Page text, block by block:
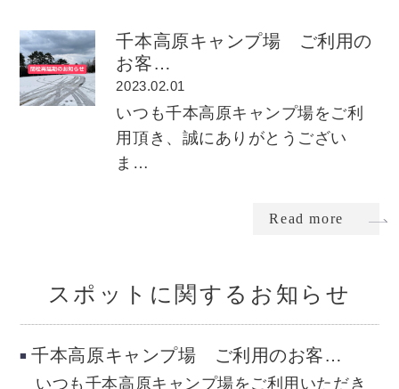
千本高原キャンプ場 ご利用の
お客…
2023.02.01
いつも千本高原キャンプ場をご利
用頂き、誠にありがとうござい
ま…
Read more
スポットに関するお知らせ
千本高原キャンプ場 ご利用のお客…
いつも千本高原キャンプ場をご利用いただき